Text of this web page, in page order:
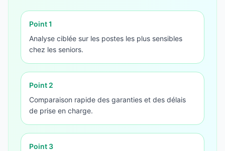
Point1
Analyse ciblée sur les postes les plus sensibles
chez les seniors.
Point 2
Comparaison rapide des garanties et des délais
de prise en charge.
Point 3